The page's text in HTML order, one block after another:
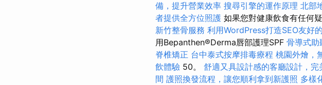
備，提升營業效率 搜尋引擎的運作原理 北部
者提供全方位照護 如果您對健康飲食有任何
新竹整骨服務 利用WordPress打造SEO友好
用Bepanthen®Derma唇部護理SPF 骨導式助
脊椎矯正 台中泰式按摩排毒療程 桃園外燴，
飲體驗 50。 舒適又具設計感的客廳設計，完
間 護照換發流程，讓您順利拿到新護照 多樣